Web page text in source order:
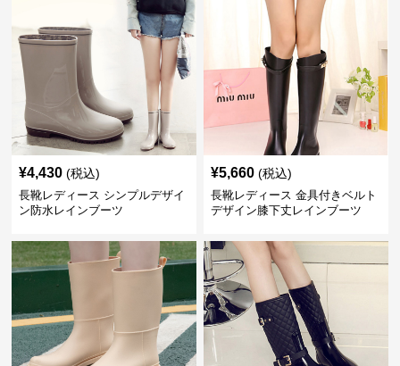
¥4,430 (税込)
長靴レディース シンプルデザイ
ン防水レインブーツ
¥5,660 (税込)
長靴レディース 金具付きベルト
デザイン膝下丈レインブーツ